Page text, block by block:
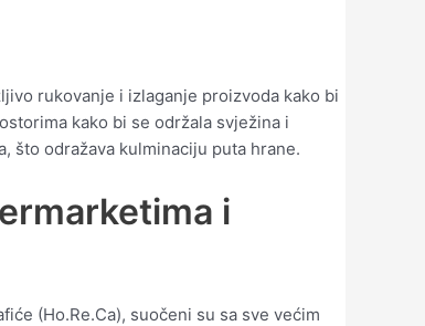
rukovanje i izlaganje proizvoda kako bi
kako bi se održala svježina i
što odražava kulminaciju puta hrane.
i
(Ho.Re.Ca), suočeni su sa sve većim